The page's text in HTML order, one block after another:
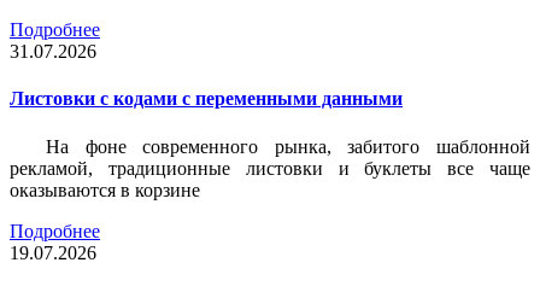
Подробнее
31.07.2026
Листовки c кодами с переменными данными
На фоне современного рынка, забитого шаблонной
рекламой, традиционные листовки и буклеты все чаще
оказываются в корзине
Подробнее
19.07.2026